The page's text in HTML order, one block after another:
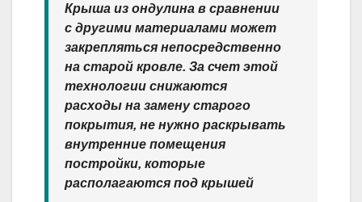
Крыша из ондулина в сравнении
с другими материалами может
закрепляться непосредственно
на старой кровле. За счет этой
технологии снижаются
расходы на замену старого
покрытия, не нужно раскрывать
внутренние помещения
постройки, которые
располагаются под крышей